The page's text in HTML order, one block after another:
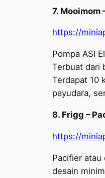
7. Mooimom
https://
Pompa ASI
Terbuat dari
Terdapat 10
payudara,
8. Frigg –
https://
Pacifier atau
desain